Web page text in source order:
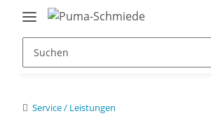
Service / Leistungen